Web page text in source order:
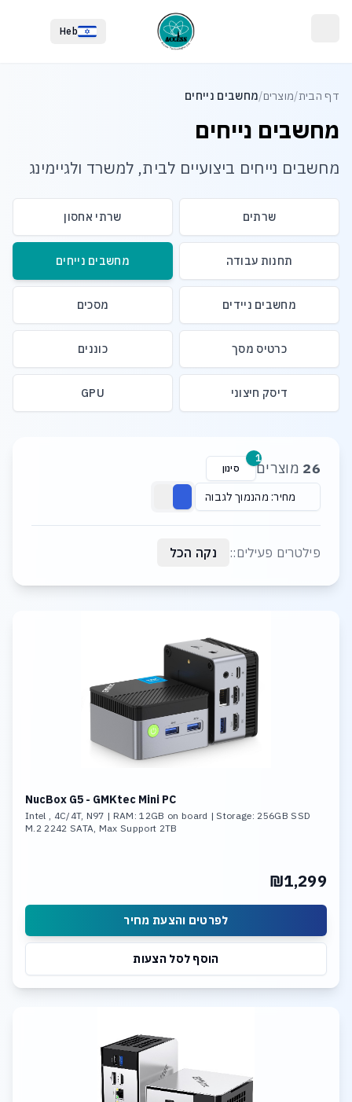
Heb
דף הבית/מוצרים/מחשבים נייחים
מחשבים נייחים
מחשבים נייחים ביצועיים לבית, למשרד ולגיימינג
שרתים שרתי אחסון
תחנות עבודה מחשבים נייחים
מחשבים ניידים מסכים
כרטיס מסך כוננים
דיסק חיצוני GPU
26 מוצרים סינון
1
מחיר: מהנמוך לגבוה
פילטרים פעילים:: נקה הכל
NucBox G5 - GMKtec Mini PC
Intel , 4C/4T, N97 | RAM: 12GB on board | Storage: 256GB SSD
M.2 2242 SATA, Max Support 2TB
₪1,299
לפרטים והצעת מחיר
הוסף לסל הצעות